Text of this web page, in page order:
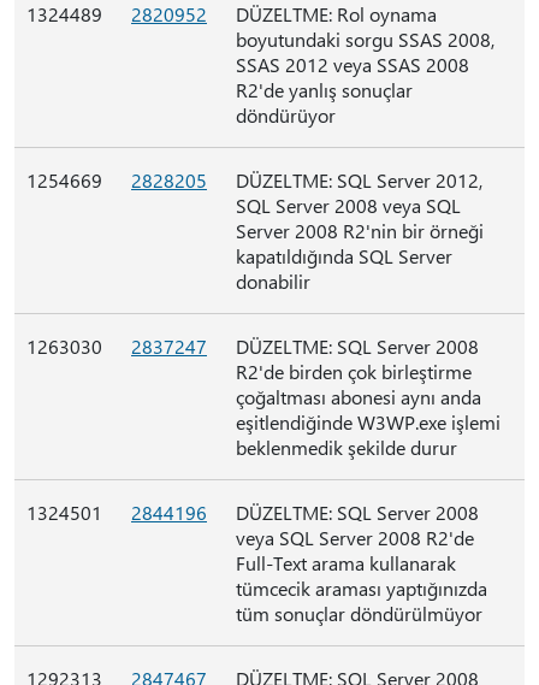
1324489 2820952
DÜZELTME: Rol oynama
boyutundaki sorgu SSAS 2008,
SSAS 2012 veya SSAS 2008
R2'de yanlış sonuçlar
döndürüyor
1254669 2828205
DÜZELTME: SQL Server 2012,
SQL Server 2008 veya SQL
Server 2008 R2'nin bir örneği
kapatıldığında SQL Server
donabilir
1263030 2837247
DÜZELTME: SQL Server 2008
R2'de birden çok birleştirme
çoğaltması abonesi aynı anda
eşitlendiğinde W3WP.exe işlemi
beklenmedik şekilde durur
1324501 2844196
DÜZELTME: SQL Server 2008
veya SQL Server 2008 R2'de
Full-Text arama kullanarak
tümcecik araması yaptığınızda
tüm sonuçlar döndürülmüyor
1292313 2847467 DÜZELTME: SQL Server 2008